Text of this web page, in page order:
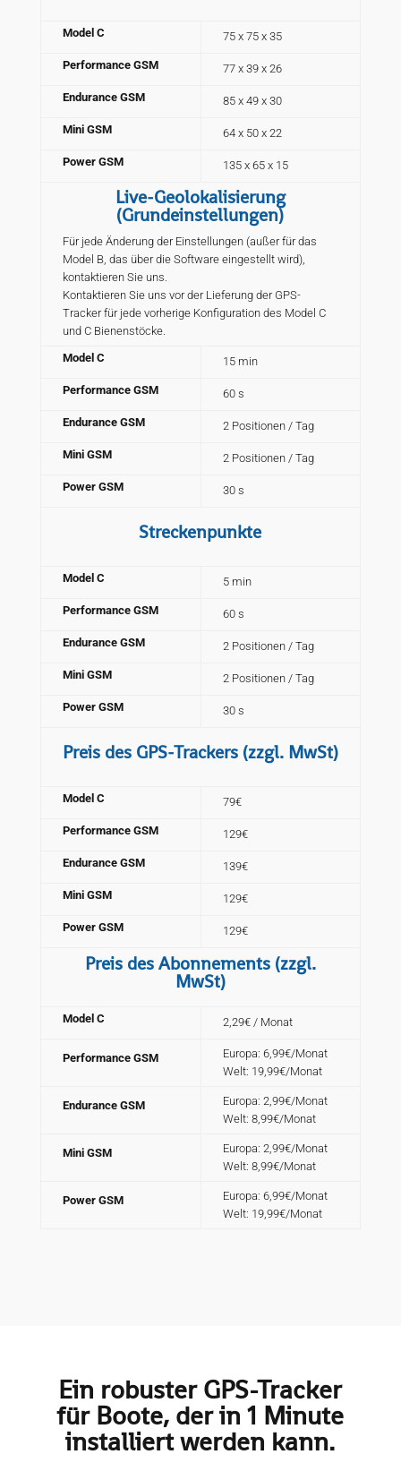
Model C 75 x 75 x 35
Performance GSM 77 x 39 x 26
Endurance GSM 85 x 49 x 30
Mini GSM 64 x 50 x 22
Power GSM 135 x 65 x 15
Live-Geolokalisierung
(Grundeinstellungen)
Für jede Änderung der Einstellungen (außer für das
Model B, das über die Software eingestellt wird),
kontaktieren Sie uns.
Kontaktieren Sie uns vor der Lieferung der GPS-
Tracker für jede vorherige Konfiguration des Model C
und C Bienenstöcke.
Model C
15 min
Performance GSM 60 s
Endurance GSM 2 Positionen / Tag
Mini GSM 2 Positionen / Tag
Power GSM 30 s
Streckenpunkte
Model C 5 min
Performance GSM 60 s
Endurance GSM 2 Positionen / Tag
Mini GSM 2 Positionen / Tag
Power GSM 30 s
Preis des GPS-Trackers(zzgl. MwSt)
Model C 79€
Performance GSM 129€
Endurance GSM 139€
Mini GSM 129€
Power GSM 129€
Preis des Abonnements(zzgl.
MwSt)
Model C 2,29€ / Monat
Performance GSM
Europa: 6,99€/Monat
Welt: 19,99€/Monat
Endurance GSM
Europa: 2,99€/Monat
Welt: 8,99€/Monat
Mini GSM
Europa: 2,99€/Monat
Welt: 8,99€/Monat
Power GSM
Europa: 6,99€/Monat
Welt: 19,99€/Monat
Ein robuster GPS-Tracker
für Boote, der in 1 Minute
installiert werden kann.